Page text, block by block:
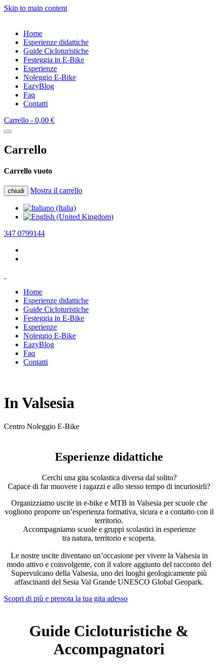
Skip to main content
Home
Esperienze didattiche
Guide Cicloturistiche
Festeggia in E-Bike
Esperienze
Noleggio E-Bike
EazyBlog
Faq
Contatti
Carrello - 0,00 €
Carrello
Carrello vuoto
chiudi Mostra il carrello
347 0799144
Home
Esperienze didattiche
Guide Cicloturistiche
Festeggia in E-Bike
Esperienze
Noleggio E-Bike
EazyBlog
Faq
Contatti
In Valsesia
Centro Noleggio E-Bike
Esperienze didattiche
Cerchi una gita scolastica diversa dal solito?
Capace di far muovere i ragazzi e allo stesso tempo di incuriosirli?
Organizziamo uscite in e-bike e MTB in Valsesia per scuole che
vogliono proporre un’esperienza formativa, sicura e a contatto con il
territorio.
Accompagniamo scuole e gruppi scolastici in esperienze
tra natura, territorio e scoperta.
Le nostre uscite diventano un’occasione per vivere la Valsesia in
modo attivo e coinvolgente, con il valore aggiunto del racconto del
Supervulcano della Valsesia, uno dei luoghi geologicamente più
affascinanti del Sesia Val Grande UNESCO Global Geopark.
Scopri di più e prenota la tua gita adesso
Guide Cicloturistiche &
Accompagnatori